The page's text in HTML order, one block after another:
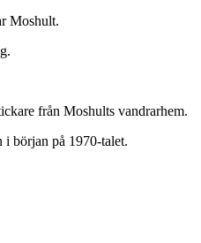
Moshult.
från Moshults vandrarhem.
i början på 1970-talet.